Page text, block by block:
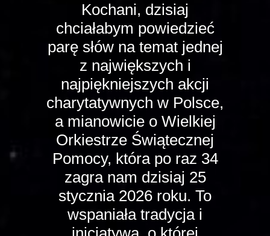
Kochani, dzisiaj
chciałabym powiedzieć
parę słów na temat jednej
z największych i
najpiękniejszych akcji
charytatywnych w Polsce,
a mianowicie o Wielkiej
Orkiestrze Świątecznej
Pomocy, która po raz 34
zagra nam dzisiaj 25
stycznia 2026 roku. To
wspaniała tradycja i